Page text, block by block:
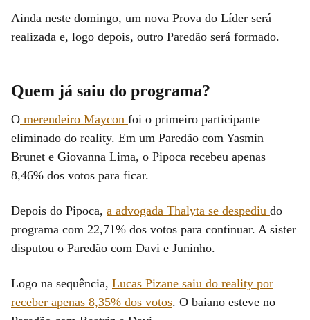
Ainda neste domingo, um nova Prova do Líder será
realizada e, logo depois, outro Paredão será formado.
Quem já saiu do programa?
O merendeiro Maycon foi o primeiro participante
eliminado do reality. Em um Paredão com Yasmin
Brunet e Giovanna Lima, o Pipoca recebeu apenas
8,46% dos votos para ficar.
Depois do Pipoca, a advogada Thalyta se despediu do
programa com 22,71% dos votos para continuar. A sister
disputou o Paredão com Davi e Juninho.
Logo na sequência, Lucas Pizane saiu do reality por
receber apenas 8,35% dos votos. O baiano esteve no